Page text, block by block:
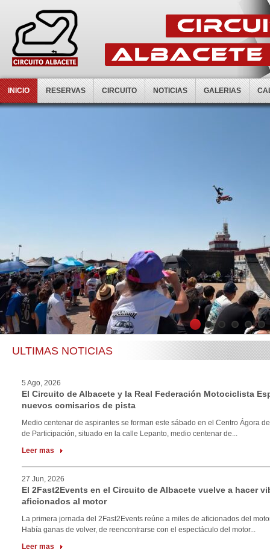
INICIO RESERVAS CIRCUITO NOTICIAS GALERIAS
1 2 3 4 5 6
ULTIMAS NOTICIAS
5 Ago, 2026
El Circuito de Albacete y la Real Federación Motociclista
nuevos comisarios de pista
Medio centenar de aspirantes se forman este sábado en el Centro Ágora
de Participación, situado en la calle Lepanto, medio centenar de...
Leer mas
27 Jun, 2026
El 2Fast2Events en el Circuito de Albacete vuelve a hacer
aficionados al motor
La primera jornada del 2Fast2Events reúne a miles de aficionados del
Había ganas de volver, de reencontrarse con el espectáculo del motor...
Leer mas